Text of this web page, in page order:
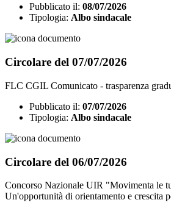
Pubblicato il: 08/07/2026
Tipologia: Albo sindacale
Circolare del 07/07/2026
FLC CGIL Comunicato - trasparenza
Pubblicato il: 07/07/2026
Tipologia: Albo sindacale
Circolare del 06/07/2026
Concorso Nazionale UIR "Movimenta le
Un'opportunità di orientamento e crescita